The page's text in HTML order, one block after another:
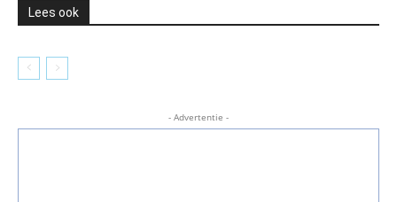
Lees ook
- Advertentie -